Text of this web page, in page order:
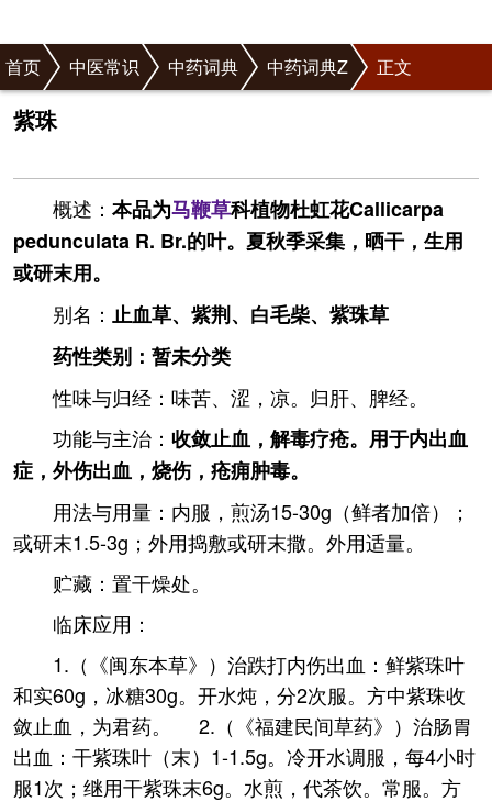
首页 中医常识 中药词典 中药词典Z 正文
紫珠
概述： 本品为马鞭草科植物杜虹花Callicarpa
pedunculata R. Br.的叶。夏秋季采集，晒干，生用
或研末用。
别名： 止血草、紫荆、白毛柴、紫珠草
药性类别：暂未分类
性味与归经：味苦、涩，凉。归肝、脾经。
功能与主治： 收敛止血，解毒疗疮。用于内出血
症，外伤出血，烧伤，疮痈肿毒。
用法与用量：内服，煎汤15-30g（鲜者加倍）；
或研末1.5-3g；外用捣敷或研末撒。外用适量。
贮藏：置干燥处。
临床应用：
1.（《闽东本草》）治跌打内伤出血：鲜紫珠叶
和实60g，冰糖30g。开水炖，分2次服。方中紫珠收
敛止血，为君药。 2.（《福建民间草药》）治肠胃
出血：干紫珠叶（末）1-1.5g。冷开水调服，每4小时
服1次；继用干紫珠末6g。水煎，代茶饮。常服。方